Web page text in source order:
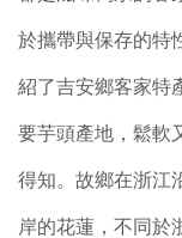
於攜帶與保存的特
紹了吉安鄉客家特
要芋頭產地，鬆軟
得知。故鄉在浙江
岸的花蓮，不同於